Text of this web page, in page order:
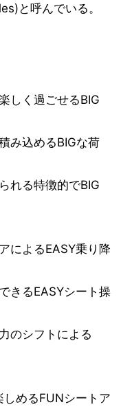
と呼んでいる。
しく過ごせるBIG
み込めるBIGな荷
れる特徴的でBIG
によるEASY乗り降
きるEASYシート操
のシフトによる
しめるFUNシートア